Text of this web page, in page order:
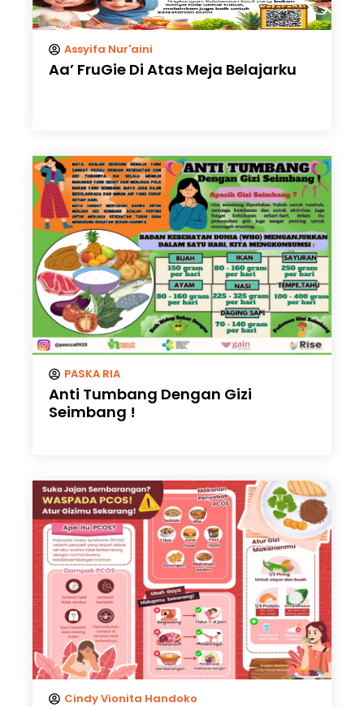
Assyifa Nur'aini
Aa’ FruGie Di Atas Meja Belajarku
PASKA RIA
Anti Tumbang Dengan Gizi
Seimbang !
Cindy Vionita Handoko